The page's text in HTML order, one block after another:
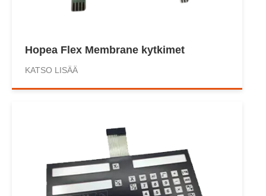
Hopea Flex Membrane kytkimet
KATSO LISÄÄ